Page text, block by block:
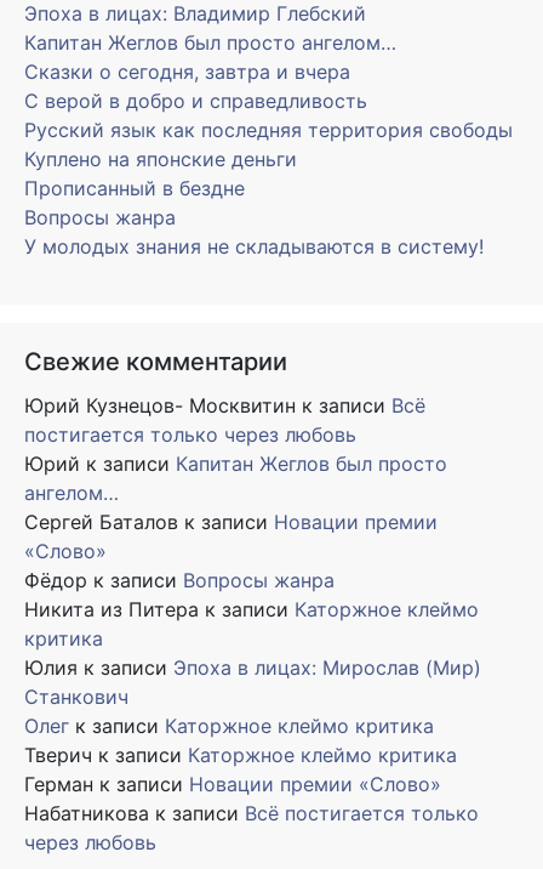
Эпоха в лицах: Владимир Глебский
Капитан Жеглов был просто ангелом…
Сказки о сегодня, завтра и вчера
С верой в добро и справедливость
Русский язык как последняя территория свободы
Куплено на японские деньги
Прописанный в бездне
Вопросы жанра
У молодых знания не складываются в систему!
Свежие комментарии
Юрий Кузнецов- Москвитин к записи Всё
постигается только через любовь
Юрий к записи Капитан Жеглов был просто
ангелом…
Сергей Баталов к записи Новации премии
«Слово»
Фёдор к записи Вопросы жанра
Никита из Питера к записи Каторжное клеймо
критика
Юлия к записи Эпоха в лицах: Мирослав (Мир)
Станкович
Олег к записи Каторжное клеймо критика
Тверич к записи Каторжное клеймо критика
Герман к записи Новации премии «Слово»
Набатникова к записи Всё постигается только
через любовь